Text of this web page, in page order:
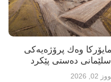
وەك پرۆژەیەکی
سلێمانی دەستی پێکرد
2026